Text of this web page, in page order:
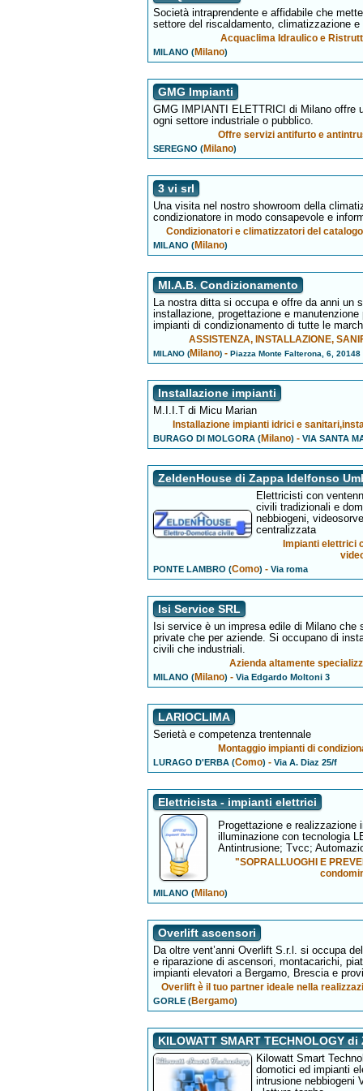
Società intraprendente e affidabile che
settore del riscaldamento, climatizzazione e
Acquaclima Idraulico e
MILANO (Milano)
GMG Impianti
GMG IMPIANTI ELETTRICI di Milano offre
ogni settore industriale o pubblico.
Offre servizi antifurto e
SEREGNO (Milano)
3 vi srl
Una visita nel nostro showroom della
condizionatore in modo consapevole e
Condizionatori e climatizzatori del
MILANO (Milano)
MI.A.B. Condizionamento
La nostra ditta si occupa e offre da anni un
installazione, progettazione e
impianti di condizionamento di tutte le
ASSISTENZA, INSTALLAZIONE,
MILANO (Milano) -Piazza Monte Falterona, 6, 20148
Installazione impianti
M.I.I.T di Micu Marian
Installazione impianti idrici e
BURAGO DI MOLGORA (Milano) -VIA SANTA
ZeldenHouse di Zappa Idelfonso
Elettricisti con
civili tradizionali e
nebbiogeni,
centralizzata
Impianti elettrici
PONTE LAMBRO (Como) -Via roma
Isi Service SRL
Isi service è un impresa edile di Milano
private che per aziende. Si occupano di
civili che industriali.
Azienda altamente
MILANO (Milano) -Via Edgardo Moltoni 3
LARIOCLIMA
Serietà e competenza trentennale
Montaggio impianti di
LURAGO D'ERBA (Como) -Via A. Diaz 25/f
Elettricista - impianti elettrici
Progettazione e
illuminazione con tecnologia
Antintrusione; Tvcc;
"SOPRALLUOGHI E
MILANO (Milano)
Overlift ascensori
Da oltre vent’anni Overlift S.r.l. si occupa
e riparazione di ascensori, montacarichi,
impianti elevatori a Bergamo, Brescia e
Overlift è il tuo partner ideale nella
GORLE (Bergamo)
KILOWATT SMART TECHNOLOGY
Kilowatt Smart
domotici ed impianti
intrusione nebbiogeni